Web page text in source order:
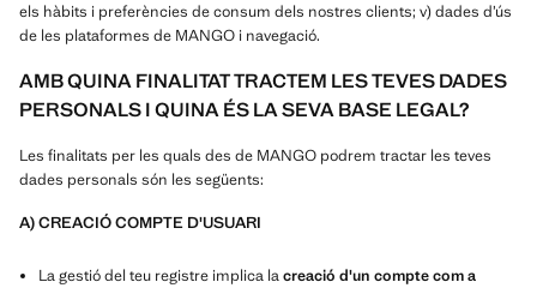
els hàbits i preferències de consum dels nostres clients; v) dades d’ús
de les plataformes de MANGO i navegació.
AMB QUINA FINALITAT TRACTEM LES TEVES DADES
PERSONALS I QUINA ÉS LA SEVA BASE LEGAL?
Les finalitats per les quals des de MANGO podrem tractar les teves
dades personals són les següents:
A) CREACIÓ COMPTE D'USUARI
La gestió del teu registre implica lacreació d'un compte com a